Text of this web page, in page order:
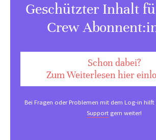
Geschützter Inhalt
Crew
Schon dabei?
Zum Weiterlesen hier
Bei Fragen oder Problemen mit dem Log-in
Support gern weiter!